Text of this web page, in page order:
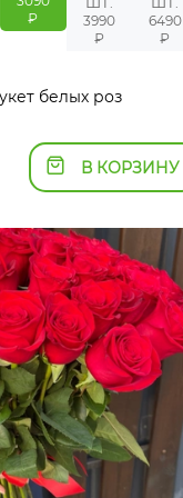
₽
3990
₽
6490
₽
белых роз
В КОРЗИНУ